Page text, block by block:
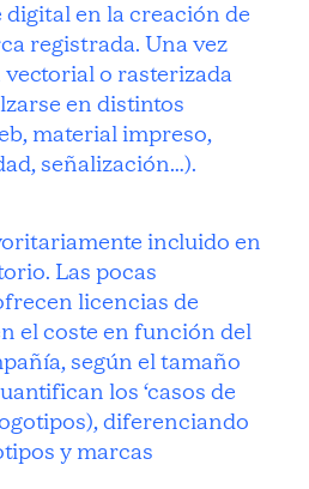
digital en la creación de
registrada. Una vez
vectorial o rasterizada
en distintos
material impreso,
señalización…).
incluido en
Las pocas
licencias de
el coste en función del
según el tamaño
los ‘casos de
diferenciando
y marcas